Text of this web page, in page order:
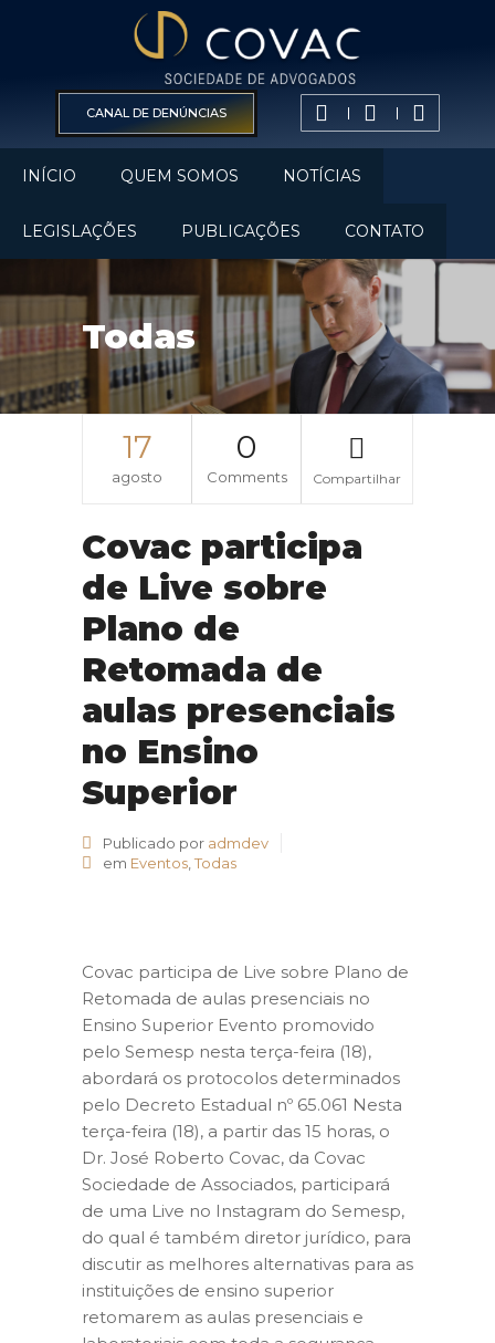
CANAL DE DENÚNCIAS
INÍCIO QUEM SOMOS NOTÍCIAS
LEGISLAÇÕES PUBLICAÇÕES CONTATO
Todas
17
agosto
0
Comments Compartilhar
Covac participa
de Live sobre
Plano de
Retomada de
aulas presenciais
no Ensino
Superior
Publicado por admdev
em Eventos Todas
Covac participa de Live sobre Plano de
Retomada de aulas presenciais no
Ensino Superior Evento promovido
pelo Semesp nesta terça-feira (18),
abordará os protocolos determinados
pelo Decreto Estadual nº 65.061 Nesta
terça-feira (18), a partir das 15 horas, o
Dr. José Roberto Covac, da Covac
Sociedade de Associados, participará
de uma Live no Instagram do Semesp,
do qual é também diretor jurídico, para
discutir as melhores alternativas para as
instituições de ensino superior
retomarem as aulas presenciais e